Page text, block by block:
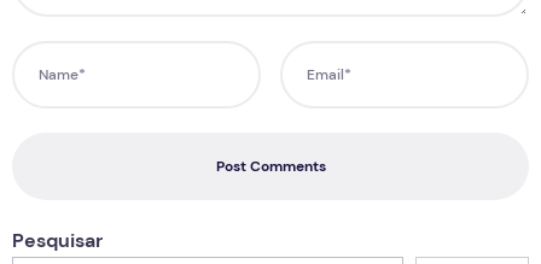
Post Comments
Pesquisar